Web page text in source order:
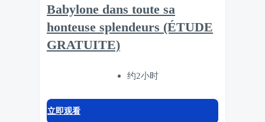
Babylone dans toute sa
honteuse splendeurs (ÉTUDE
GRATUITE)
约2小时
立即观看